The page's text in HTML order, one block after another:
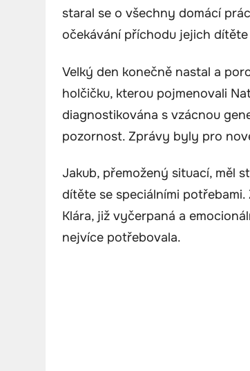
staral se o všechny domácí
očekávání příchodu jejich
Velký den konečně nastal a
holčičku, kterou pojmenovali
diagnostikována s vzácnou
pozornost. Zprávy byly pro
Jakub, přemožený situací, měl
dítěte se speciálními
Klára, již vyčerpaná a
nejvíce potřebovala.